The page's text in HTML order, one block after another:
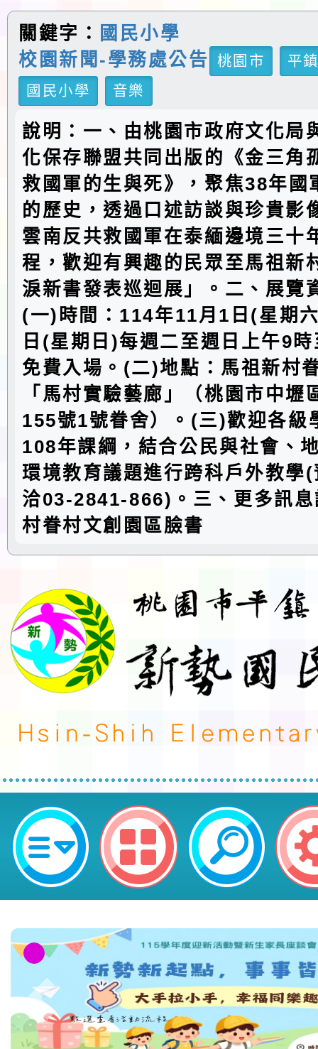
關鍵字：
國民小學
校園新聞-學務處公告
桃園市
平
國民小學
音樂
說明：一、由桃園市政府文化局
化保存聯盟共同出版的《金三角
救國軍的生與死》，聚焦38年國
的歷史，透過口述訪談與珍貴影
雲南反共救國軍在泰緬邊境三十
程，歡迎有興趣的民眾至馬祖新
淚新書發表巡迴展」。二、展覽
(一)時間：114年11月1日(星期
日(星期日)每週二至週日上午9
免費入場。(二)地點：馬祖新村
「馬村實驗藝廊」（桃園市中壢
155號1號眷舍）。(三)歡迎各級
108年課綱，結合公民與社會、
環境教育議題進行跨科戶外教學
洽03-2841-866)。三、更多訊
村眷村文創園區臉書
桃園市政府文化局馬祖新村眷村文
新書發表巡迴展」海報1份，公告
區新勢國民小學